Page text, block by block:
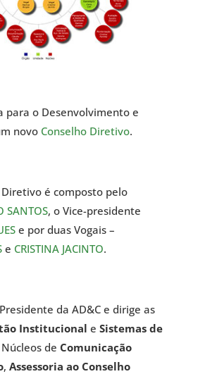
para o Desenvolvimento e
novo Conselho Diretivo.
é composto pelo
SANTOS, o Vice-presidente
e por duas Vogais –
e CRISTINA JACINTO.
da AD&C e dirige as
Institucional e Sistemas de
Núcleos de Comunicação
, Assessoria ao Conselho